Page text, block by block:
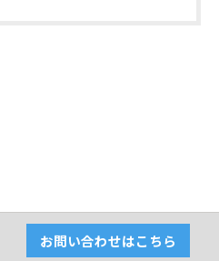
お問い合わせはこちら